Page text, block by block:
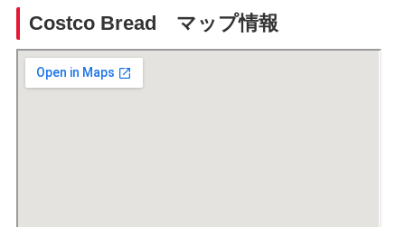
Costco Bread マップ情報